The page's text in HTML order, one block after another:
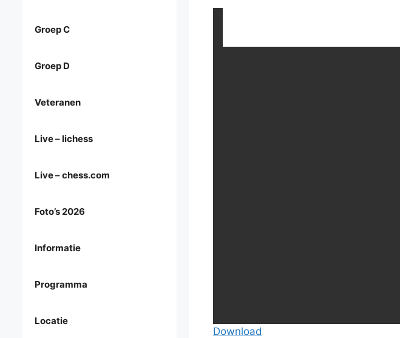
Download
Groep C
Groep D
Veteranen
Live – lichess
Live – chess.com
Foto’s 2026
Informatie
Programma
Locatie